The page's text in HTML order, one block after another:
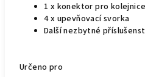
1 x konektor pro kolejnice
4 x upevňovací svorka
Další nezbytné
Určeno pro